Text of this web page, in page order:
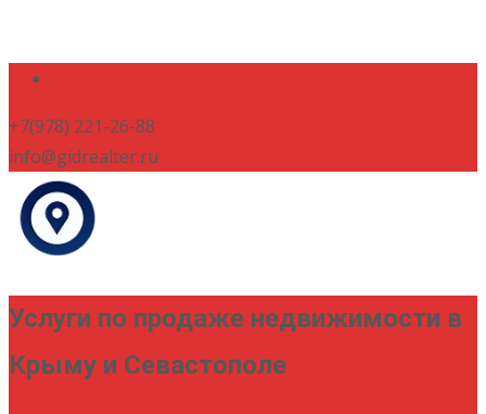
+7(978) 221-26-88
info@gidrealter.ru
Услуги по продаже недвижимости в
Крыму и Севастополе